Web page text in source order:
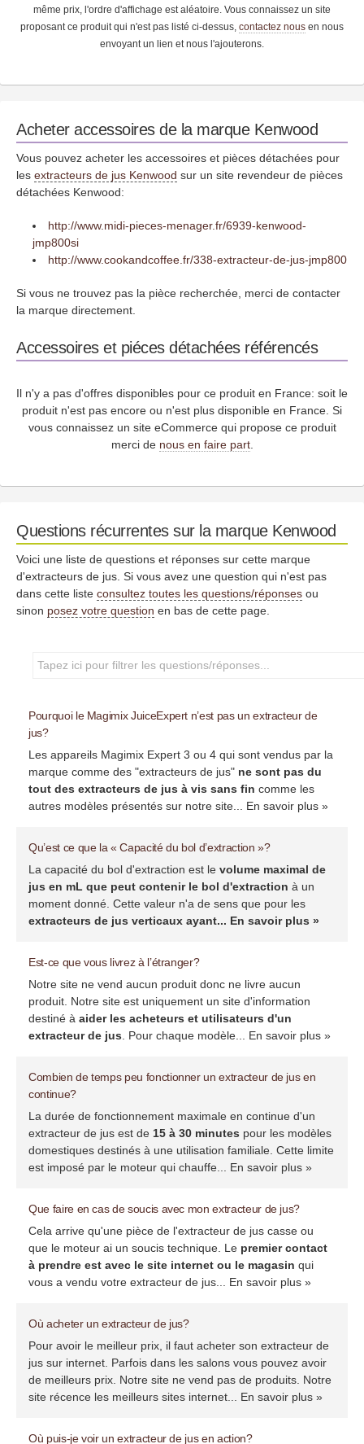
même prix, l'ordre d'affichage est aléatoire. Vous connaissez un site
proposant ce produit qui n'est pas listé ci-dessus, contactez nous en nous
envoyant un lien et nous l'ajouterons.
Acheter accessoires de la marque Kenwood
Vous pouvez acheter les accessoires et pièces détachées pour
les extracteurs de jus Kenwood sur un site revendeur de pièces
détachées Kenwood:
http://www.midi-pieces-menager.fr/6939-kenwood-
jmp800si
http://www.cookandcoffee.fr/338-extracteur-de-jus-jmp800
Si vous ne trouvez pas la pièce recherchée, merci de contacter
la marque directement.
Accessoires et piéces détachées référencés
Il n'y a pas d'offres disponibles pour ce produit en France: soit le
produit n'est pas encore ou n'est plus disponible en France. Si
vous connaissez un site eCommerce qui propose ce produit
merci de nous en faire part.
Questions récurrentes sur la marque Kenwood
Voici une liste de questions et réponses sur cette marque
d'extracteurs de jus. Si vous avez une question qui n'est pas
dans cette liste consultez toutes les questions/réponses ou
sinon posez votre question en bas de cette page.
Pourquoi le Magimix JuiceExpert n’est pas un extracteur de
jus?
Les appareils Magimix Expert 3 ou 4 qui sont vendus par la
marque comme des "extracteurs de jus" ne sont pas du
tout des extracteurs de jus à vis sans fin comme les
autres modèles présentés sur notre site... En savoir plus »
Qu’est ce que la « Capacité du bol d’extraction »?
La capacité du bol d'extraction est le volume maximal de
jus en mL que peut contenir le bol d'extraction à un
moment donné. Cette valeur n'a de sens que pour les
extracteurs de jus verticaux ayant... En savoir plus »
Est-ce que vous livrez à l’étranger?
Notre site ne vend aucun produit donc ne livre aucun
produit. Notre site est uniquement un site d'information
destiné à aider les acheteurs et utilisateurs d'un
extracteur de jus . Pour chaque modèle... En savoir plus »
Combien de temps peu fonctionner un extracteur de jus en
continue?
La durée de fonctionnement maximale en continue d'un
extracteur de jus est de 15 à 30 minutes pour les modèles
domestiques destinés à une utilisation familiale. Cette limite
est imposé par le moteur qui chauffe... En savoir plus »
Que faire en cas de soucis avec mon extracteur de jus?
Cela arrive qu'une pièce de l'extracteur de jus casse ou
que le moteur ai un soucis technique. Le premier contact
à prendre est avec le site internet ou le magasin qui
vous a vendu votre extracteur de jus... En savoir plus »
Où acheter un extracteur de jus?
Pour avoir le meilleur prix, il faut acheter son extracteur de
jus sur internet. Parfois dans les salons vous pouvez avoir
de meilleurs prix. Notre site ne vend pas de produits. Notre
site récence les meilleurs sites internet... En savoir plus »
Où puis-je voir un extracteur de jus en action?